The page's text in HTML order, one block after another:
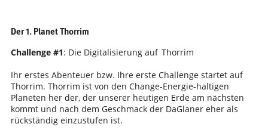
Der 1. Planet Thorrim
Challenge #1: Die Digitalisierungauf Thorrim
Ihr erstes Abenteuer bzw. Ihre erste Challenge startet auf
Thorrim. Thorrim ist von den Change-Energie-haltigen
Planeten her der, der unserer heutigen Erde am nächsten
kommt und nach dem Geschmack der DaGlaner eher als
rückständig einzustufen ist.